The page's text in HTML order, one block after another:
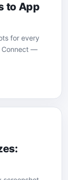
to App
for every
Connect —